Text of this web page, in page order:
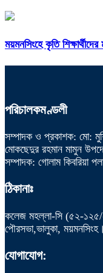
ময়মনসিংহে কৃতি
পরিচালকমণ্ডলী
সম্পাদক ও প্রকাশক: মো:
মোকছেদুর রহমান মামুন
সম্পাদক: গোলাম কিবরিয়া
ঠিকানাঃ
কলেজ মহল্লা-সি (৫২-১২৫/
পৌরসভা,ভালুকা, ময়মনসিংহ।
যোগাযোগ: